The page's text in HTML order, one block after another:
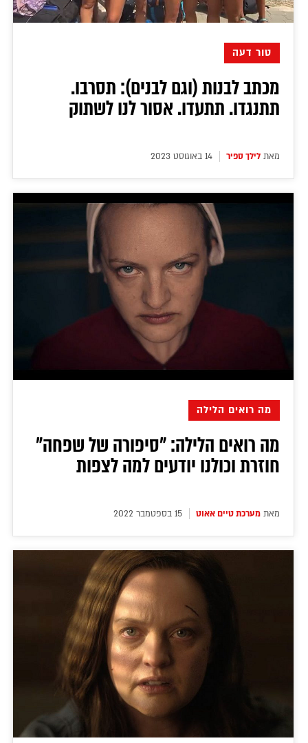
טור דעה
מכתב לבנות (וגם לבנים): תסרבו.
תתנגדו. תתעדו. אסור לנו לשתוק
מאת לילך ספיר 14 באוגוסט 2023
מה רואים הלילה
מה רואים הלילה: "סיפורה של שפחה"
חוזרת וכולנו יודעים למה לצפות
מאת מערכת טיים אאוט 15 בספטמבר 2022